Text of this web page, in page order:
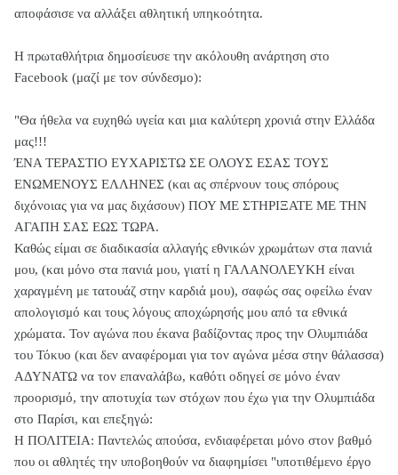
αποφάσισε να αλλάξει αθλητική υπηκοότητα.
Η πρωταθλήτρια δημοσίευσε την ακόλουθη ανάρτηση στο
Facebook (μαζί με τον σύνδεσμο):
"Θα ήθελα να ευχηθώ υγεία και μια καλύτερη χρονιά στην Ελλάδα
μας!!!
ΈΝΑ ΤΕΡΑΣΤΙΟ ΕΥΧΑΡΙΣΤΩ ΣΕ ΟΛΟΥΣ ΕΣΑΣ ΤΟΥΣ
ΕΝΩΜΕΝΟΥΣ ΕΛΛΗΝΕΣ (και ας σπέρνουν τους σπόρους
διχόνοιας για να μας διχάσουν) ΠΟΥ ΜΕ ΣΤΗΡΙΞΑΤΕ ΜΕ ΤΗΝ
ΑΓΑΠΗ ΣΑΣ ΕΩΣ ΤΩΡΑ.
Καθώς είμαι σε διαδικασία αλλαγής εθνικών χρωμάτων στα πανιά
μου, (και μόνο στα πανιά μου, γιατί η ΓΑΛΑΝΟΛΕΥΚΗ είναι
χαραγμένη με τατουάζ στην καρδιά μου), σαφώς σας οφείλω έναν
απολογισμό και τους λόγους αποχώρησής μου από τα εθνικά
χρώματα. Τον αγώνα που έκανα βαδίζοντας προς την Ολυμπιάδα
του Τόκυο (και δεν αναφέρομαι για τον αγώνα μέσα στην θάλασσα)
ΑΔΥΝΑΤΩ να τον επαναλάβω, καθότι οδηγεί σε μόνο έναν
προορισμό, την αποτυχία των στόχων που έχω για την Ολυμπιάδα
στο Παρίσι, και επεξηγώ:
Η ΠΟΛΙΤΕΙΑ: Παντελώς απούσα, ενδιαφέρεται μόνο στον βαθμό
που οι αθλητές την υποβοηθούν να διαφημίσει "υποτιθέμενο έργο